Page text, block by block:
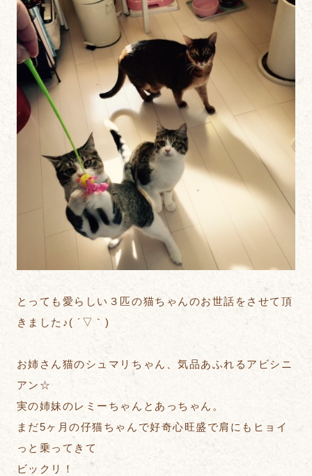
とっても愛らしい３匹の猫ちゃんのお世話をさせて頂
きました♪( ´▽｀)
お姉さん猫のシュマリちゃん、気品あふれるアビシニ
アン☆
実の姉妹のレミーちゃんとあっちゃん。
まだ5ヶ月の仔猫ちゃんで好奇心旺盛で肩にもヒョイ
っと乗ってきて
ビックリ！